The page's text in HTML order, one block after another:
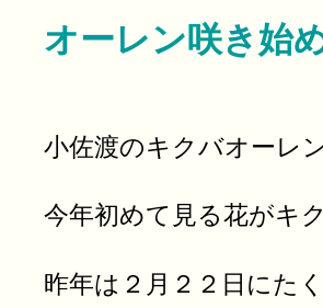
オーレン咲き始
小佐渡のキクバオーレ
今年初めて見る花がキ
昨年は２月２２日にた